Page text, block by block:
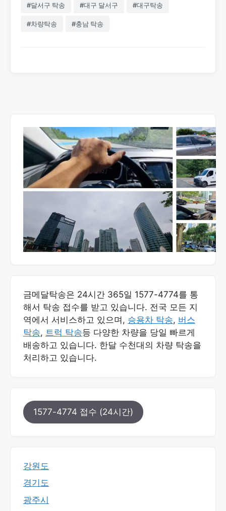
#달서구 탁송 #대구 달서구 #대구탁송
#차량탁송 #충남 탁송
금메달탁송은 24시간 365일 1577-4774를 통
해서 탁송 접수를 받고 있습니다. 전국 모든 지
역에서 서비스하고 있으며, 승용차 탁송, 버스
탁송, 트럭 탁송등 다양한 차량을 당일 빠르게
배송하고 있습니다. 한달 수천대의 차량 탁송을
처리하고 있습니다.
1577-4774 접수 (24시간)
강원도
경기도
광주시